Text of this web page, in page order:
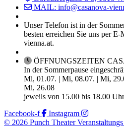
MAIL: info@casanova-
Unser Telefon ist in der
besten erreichen Sie uns per
vienna.at.
ÖFFNUNGSZEITEN
In der Sommerpause
Mi, 01.07. | Mi, 08.07. | Mi,
Mi, 26.08
jeweils von 15.00 bis 18.00 Uhr
Facebook-f
Instagram
© 2026 Punch Theater